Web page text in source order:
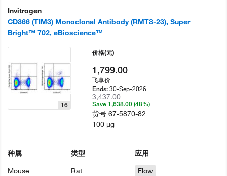
Invitrogen
CD366 (TIM3) Monoclonal Antibody (RMT3-23), Super
Bright™ 702, eBioscience™
16
种属
Mouse
类型
Rat
应用
Flow
价格(元)
1,799.00
飞享价
Ends:30-Sep-2026
3,437.00
Save 1,638.00 (48%)
货号67-5870-82
100 µg